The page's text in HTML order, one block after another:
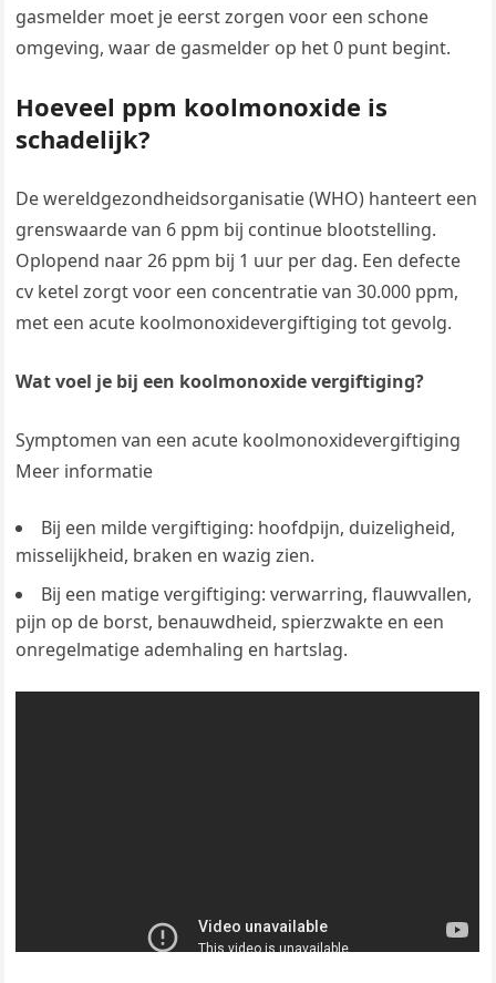
gasmelder moet je eerst zorgen voor een schone
omgeving, waar de gasmelder op het 0 punt begint.
Hoeveel ppm koolmonoxide is
schadelijk?
De wereldgezondheidsorganisatie (WHO) hanteert een
grenswaarde van 6 ppm bij continue blootstelling.
Oplopend naar 26 ppm bij 1 uur per dag. Een defecte
cv ketel zorgt voor een concentratie van 30.000 ppm,
met een acute koolmonoxidevergiftiging tot gevolg.
Wat voel je bij een koolmonoxide vergiftiging?
Symptomen van een acute koolmonoxidevergiftiging
Meer informatie
Bij een milde vergiftiging: hoofdpijn, duizeligheid,
misselijkheid, braken en wazig zien.
Bij een matige vergiftiging: verwarring, flauwvallen,
pijn op de borst, benauwdheid, spierzwakte en een
onregelmatige ademhaling en hartslag.